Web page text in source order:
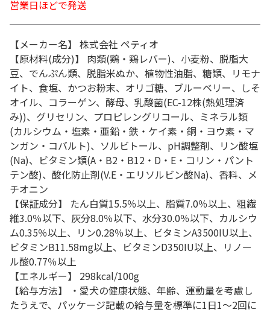
営業日ほどで発送
【メーカー名】 株式会社 ペティオ
【原材料(成分)】 肉類(鶏・鶏レバー)、小麦粉、脱脂大
豆、でんぷん類、脱脂米ぬか、植物性油脂、糖類、リモナ
イト、食塩、かつお粉末、オリゴ糖、ブルーベリー、しそ
オイル、コラーゲン、酵母、乳酸菌(EC-12株(熱処理済
み))、グリセリン、プロピレングリコール、ミネラル類
(カルシウム・塩素・亜鉛・鉄・ケイ素・銅・ヨウ素・マ
ンガン・コバルト)、ソルビトール、pH調整剤、リン酸塩
(Na)、ビタミン類(A・B2・B12・D・E・コリン・パント
テン酸)、酸化防止剤(V.E・エリソルビン酸Na)、香料、メ
チオニン
【保証成分】 たん白質15.5％以上、脂質7.0％以上、粗繊
維3.0％以下、灰分8.0％以下、水分30.0％以下、カルシウ
ム0.35％以上、リン0.28％以上、ビタミンA3500IU以上、
ビタミンB11.58mg以上、ビタミンD350IU以上、リノー
ル酸0.77％以上
【エネルギー】 298kcal/100g
【給与方法】 ・愛犬の健康状態、年齢、運動量を考慮し
たうえで、パッケージ記載の給与量を標準に1日1～2回に